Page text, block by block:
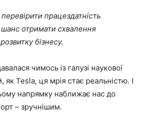
працездатність
отримати схвалення
бізнесу.
чимось із галузі наукової
Tesla, ця мрія стає реальністю. І
напрямку наближає нас до
– зручнішим.